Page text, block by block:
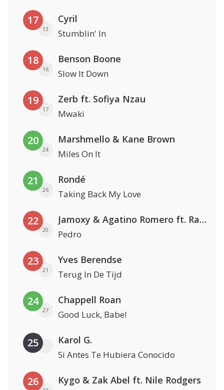
17
13
Cyril
Stumblin' In
18
16
Benson Boone
Slow It Down
19
17
Zerb ft. Sofiya Nzau
Mwaki
20
24
Marshmello & Kane Brown
Miles On It
21
26
Rondé
Taking Back My Love
22
20
Jamoxy & Agatino Romero ft. Raffaella Carrà
Pedro
23
21
Yves Berendse
Terug In De Tijd
24
27
Chappell Roan
Good Luck, Babe!
25 Karol G.
Si Antes Te Hubiera Conocido
26 Kygo & Zak Abel ft. Nile Rodgers